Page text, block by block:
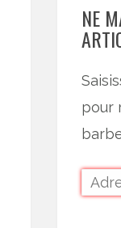
NE
pour